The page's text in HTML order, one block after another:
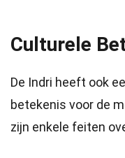
Culturele
De Indri heeft ook
betekenis voor de
zijn enkele feiten